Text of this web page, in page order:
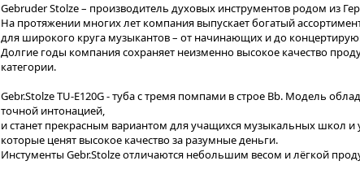
Gebruder Stolze – производитель духовых инструментов родом из
На протяжении многих лет компания выпускает богатый
для широкого круга музыкантов – от начинающих и до
Долгие годы компания сохраняет неизменно высокое качество
категории.
Gebr.Stolze TU-E120G - туба с тремя помпами в строе Bb. Модель
точной интонацией,
и станет прекрасным вариантом для учащихся музыкальных школ
которые ценят высокое качество за разумные деньги.
Инстументы Gebr.Stolze отличаются небольшим весом и лёгкой